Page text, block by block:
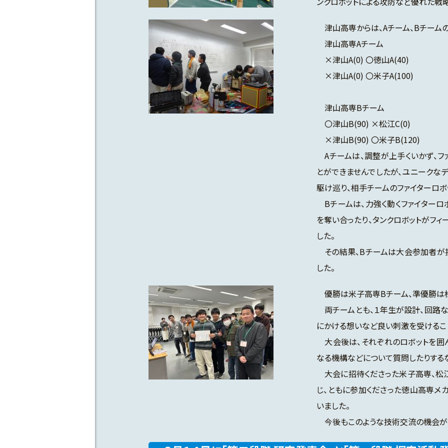
津山高専からは、Aチーム、Bチーム
津山高専Aチーム
×津山A(0) 〇徳山A(40)
×津山A(0) 〇米子A(100)
津山高専Bチーム
〇津山B(90) ×松江C(0)
×津山B(90) 〇米子B(120)
Aチームは、調整が上手くいかず、
とができませんでしたが、ユニークな
駆け巡り、相手チームのファイターロ
Bチームは、力強く動くファイター
を奪い合ったり、タンクロボットがフ
した。
その結果、Bチームは大会参加者が
した。
優勝は米子高専Bチーム、準優勝は
両チームとも、１年生が設計、回路
にかける想いなど良い刺激を受けるこ
大会後は、それぞれのロボットを
なる機構などについて質問したりする
大会に招待くださった米子高専、
じ、ともに参加くださった徳山高専メ
いました。
今後もこのような技術交流の機会が